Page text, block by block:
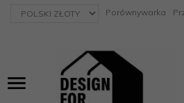
currency_h Porównywarka